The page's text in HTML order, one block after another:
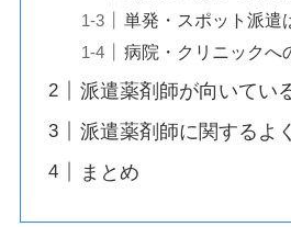
単発・スポット派遣
病院・クリニックへ
派遣薬剤師が向いてい
派遣薬剤師に関するよ
まとめ